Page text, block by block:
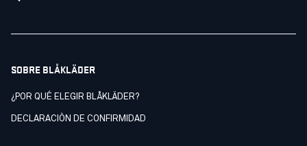
SOBRE BLÅKLÄDER
¿POR QUÉ ELEGIR BLÅKLÄDER?
DECLARACIÒN DE CONFIRMIDAD